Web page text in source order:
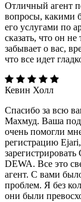
Отличный агент
вопросы, какими
его услугами по
сказать, что он
забывает о вас,
что все идет
Кевин Холл
Спасибо за всю
Махмуд. Ваша
очень помогли
регистрацию
DEWA. Все это
агент. С вами
проблем. Я без
они были